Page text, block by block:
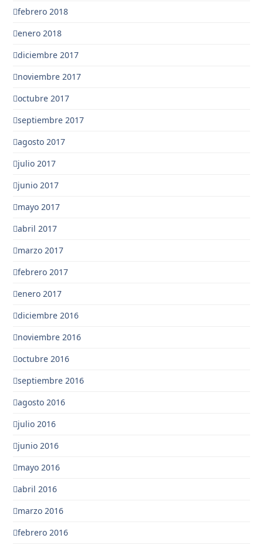
febrero 2018
enero 2018
diciembre 2017
noviembre 2017
octubre 2017
septiembre 2017
agosto 2017
julio 2017
junio 2017
mayo 2017
abril 2017
marzo 2017
febrero 2017
enero 2017
diciembre 2016
noviembre 2016
octubre 2016
septiembre 2016
agosto 2016
julio 2016
junio 2016
mayo 2016
abril 2016
marzo 2016
febrero 2016